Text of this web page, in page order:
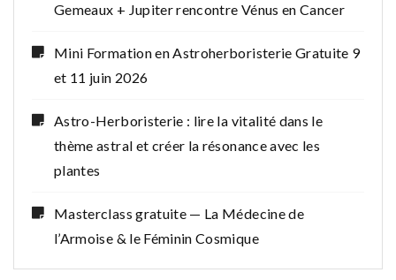
Gemeaux + Jupiter rencontre Vénus en Cancer
Mini Formation en Astroherboristerie Gratuite 9
et 11 juin 2026
Astro-Herboristerie : lire la vitalité dans le
thème astral et créer la résonance avec les
plantes
Masterclass gratuite — La Médecine de
l’Armoise & le Féminin Cosmique